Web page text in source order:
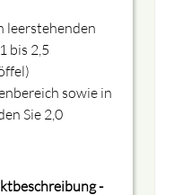
leerstehenden
bis 2,5
sowie in
Sie 2,0
-
sorgfältig
Häckchen.
haben, erreichen
telefonisch.